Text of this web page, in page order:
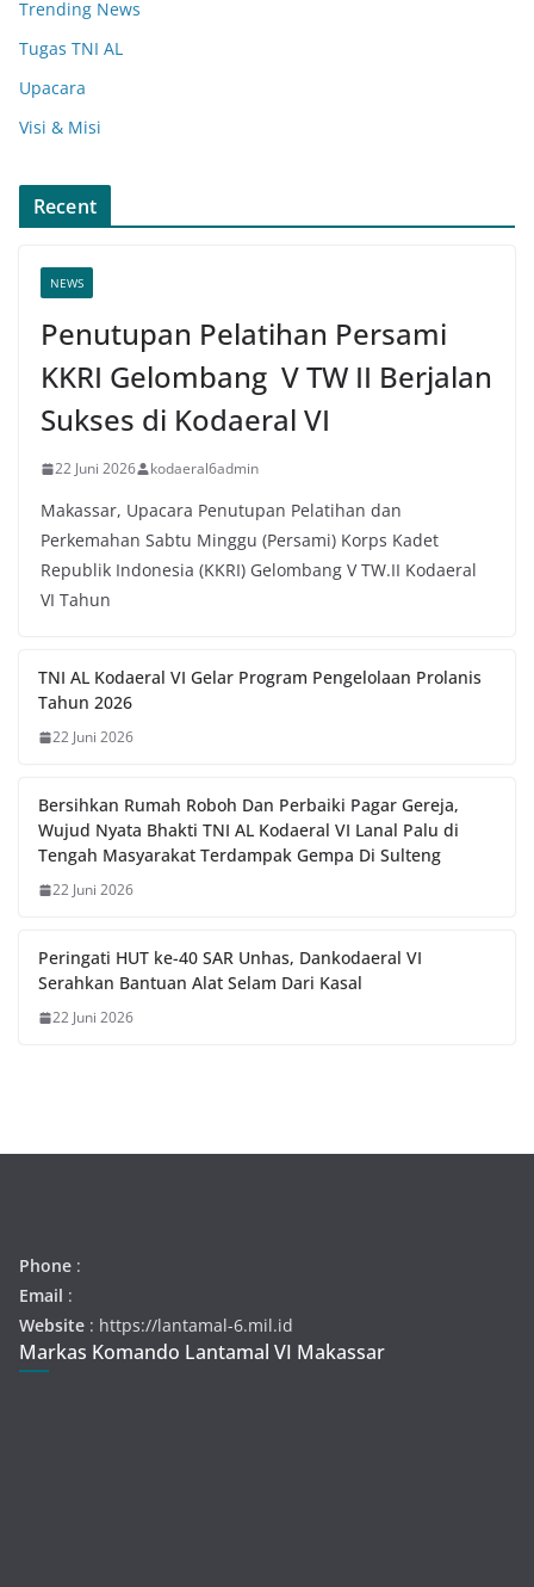
Trending News
Tugas TNI AL
Upacara
Visi & Misi
Recent
NEWS
Penutupan Pelatihan Persami
KKRI Gelombang V TW II Berjalan
Sukses di Kodaeral VI
22 Juni 2026 kodaeral6admin
Makassar, Upacara Penutupan Pelatihan dan
Perkemahan Sabtu Minggu (Persami) Korps Kadet
Republik Indonesia (KKRI) Gelombang V TW.II Kodaeral
VI Tahun
TNI AL Kodaeral VI Gelar Program Pengelolaan Prolanis
Tahun 2026
22 Juni 2026
Bersihkan Rumah Roboh Dan Perbaiki Pagar Gereja,
Wujud Nyata Bhakti TNI AL Kodaeral VI Lanal Palu di
Tengah Masyarakat Terdampak Gempa Di Sulteng
22 Juni 2026
Peringati HUT ke-40 SAR Unhas, Dankodaeral VI
Serahkan Bantuan Alat Selam Dari Kasal
22 Juni 2026
Phone :
Email :
Website : https://lantamal-6.mil.id
Markas Komando Lantamal VI Makassar